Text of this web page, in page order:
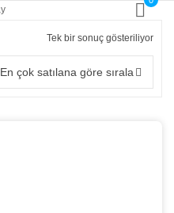
Tek bir sonuç gösteriliyor
En çok satılana göre sırala